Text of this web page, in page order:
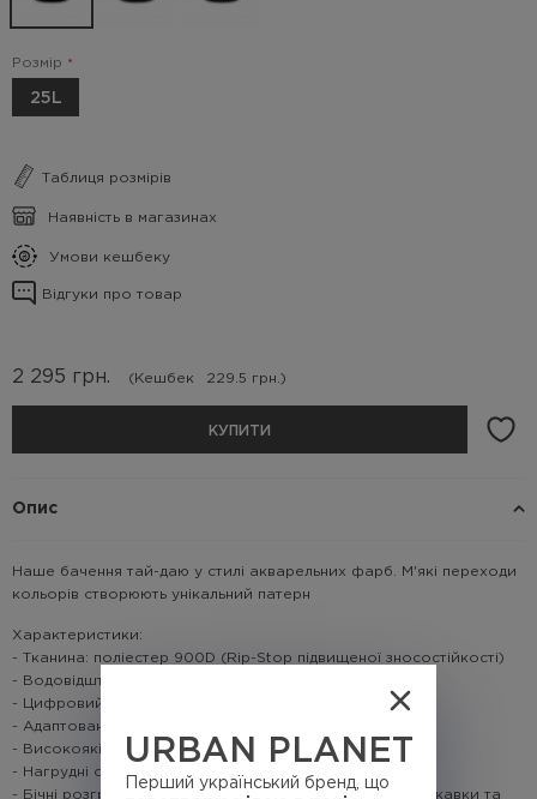
URBAN PLANET
Перший український бренд, що
Розмір
25L
Таблиця розмірів
Наявність в магазинах
Умови кешбеку
Відгуки про товар
2 295 грн. (Кешбек 229.5 грн.)
КУПИТИ
Опис
Наше бачення тай-даю у стилі акварельних фарб. М'які переходи
кольорів створюють унікальний патерн
Характеристики:
- Тканина: поліестер 900D (Rip-Stop підвищеної зносостійкості)
- Водовідштовхувальна поверхня
- Цифровий зносостійкий друк
- Адаптовано кріплення та виходи для системи Hydro
- Високоякісна фурнітура YKK
- Нагрудні стяжки з еластичним регулюванням
- Бічні розгрузки для зменшення навантаження на блискавки та